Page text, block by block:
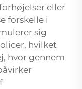
eller
forskelle i
sig
hvilket
hvor gennem